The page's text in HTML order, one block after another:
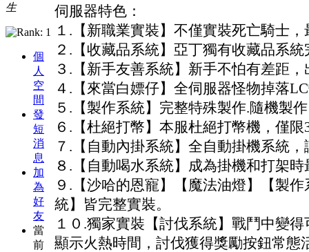
生
個
人
空
間
發
短
消
息
加
為
好
友
當
前
伺服器特色：
１.【新職業實裝】不僅實裝死亡騎士
２.【收藏品系統】亞丁獨有收藏品系
３.【新手友善系統】新手不怕有差距
４.【來當白嫖仔】全伺服器怪物掉落
５.【製作系統】完整特殊製作.隨機製
６.【杜絕打幣】本服杜絕打幣機，僅
７.【自動內掛系統】全自動掛機系統
８.【自動喝水系統】成為掛機和打架
９.【沙哈的恩寵】【魔法油燈】【製
統】皆完整實裝。
１０.獨家實裝【討伐系統】戰鬥中變
顯示火熱時間，討伐獲得獎勵按鈕常態